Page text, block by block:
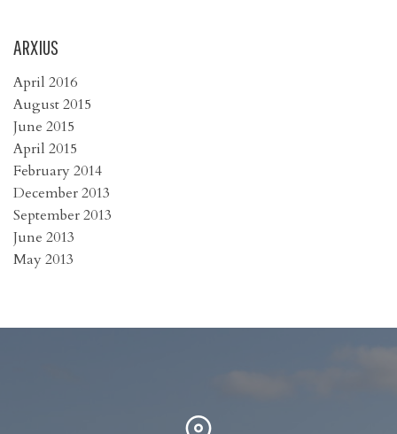
ARXIUS
April 2016
August 2015
June 2015
April 2015
February 2014
December 2013
September 2013
June 2013
May 2013